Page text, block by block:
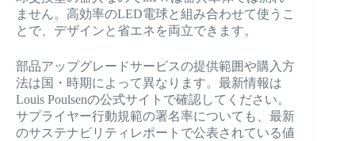
ません。高効率のLED電球と組み合わせて使うこ
とで、デザインと省エネを両立できます。
部品アップグレードサービスの提供範囲や購入方
法は国・時期によって異なります。最新情報は
Louis Poulsenの公式サイトで確認してください。
サプライヤー行動規範の署名率についても、最新
のサステナビリティレポートで公表されている値